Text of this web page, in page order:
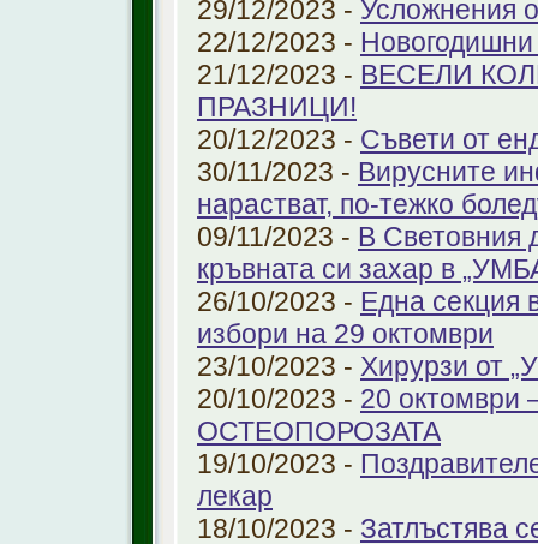
29/12/2023 - Усложнения
22/12/2023 -
21/12/2023 - ВЕСЕЛИ
ПРАЗНИЦИ!
20/12/2023 - Съвети от
30/11/2023 - Вирусните
нарастват, по-тежко
09/11/2023 - В Световния
кръвната си захар в
26/10/2023 - Една секция
избори на 29 октомври
23/10/2023 - Хирурзи от
20/10/2023 - 20
ОСТЕОПОРОЗАТА
19/10/2023 -
лекар
18/10/2023 - Затлъстява